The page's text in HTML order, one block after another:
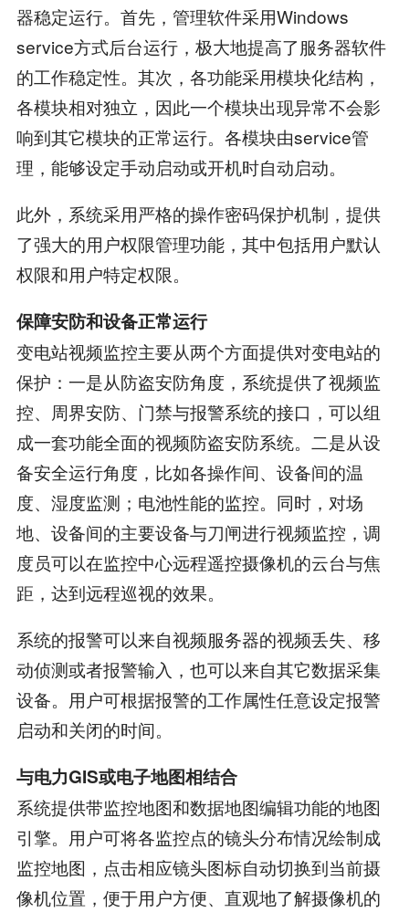
器稳定运行。首先，管理软件采用Windows
service方式后台运行，极大地提高了服务器软件
的工作稳定性。其次，各功能采用模块化结构，
各模块相对独立，因此一个模块出现异常不会影
响到其它模块的正常运行。各模块由service管
理，能够设定手动启动或开机时自动启动。
此外，系统采用严格的操作密码保护机制，提供
了强大的用户权限管理功能，其中包括用户默认
权限和用户特定权限。
保障安防和设备正常运行
变电站视频监控主要从两个方面提供对变电站的
保护：一是从防盗安防角度，系统提供了视频监
控、周界安防、门禁与报警系统的接口，可以组
成一套功能全面的视频防盗安防系统。二是从设
备安全运行角度，比如各操作间、设备间的温
度、湿度监测；电池性能的监控。同时，对场
地、设备间的主要设备与刀闸进行视频监控，调
度员可以在监控中心远程遥控摄像机的云台与焦
距，达到远程巡视的效果。
系统的报警可以来自视频服务器的视频丢失、移
动侦测或者报警输入，也可以来自其它数据采集
设备。用户可根据报警的工作属性任意设定报警
启动和关闭的时间。
与电力GIS或电子地图相结合
系统提供带监控地图和数据地图编辑功能的地图
引擎。用户可将各监控点的镜头分布情况绘制成
监控地图，点击相应镜头图标自动切换到当前摄
像机位置，便于用户方便、直观地了解摄像机的